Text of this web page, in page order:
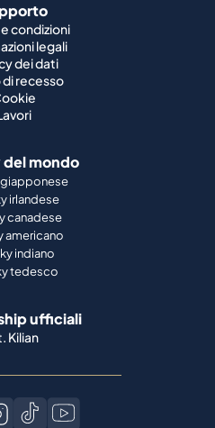
condizioni
legali
dei dati
recesso
del mondo
irlandese
canadese
americano
indiano
tedesco
ufficiali
Kilian